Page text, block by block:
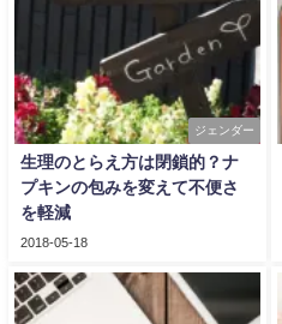
ジェンダー
生理のとらえ方は閉鎖的？ナ
プキンの包みを変えて不便さ
を軽減
2018-05-18